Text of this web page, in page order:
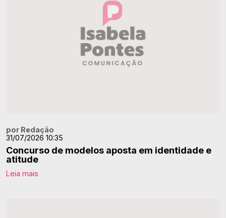
por Redação
31/07/2026 10:35
Concurso de modelos aposta em identidade e
atitude
Leia mais